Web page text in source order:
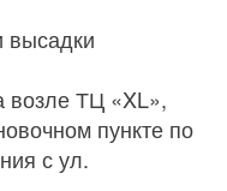
высадки
ТЦ «XL»,
пункте по
с ул.